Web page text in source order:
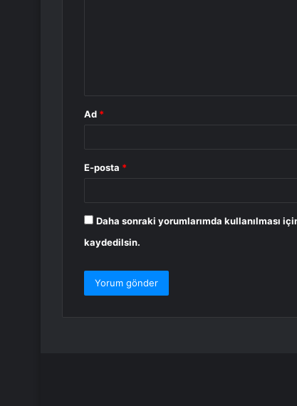
Ad *
E-posta *
Daha sonraki yorumlarımda kullanılması
kaydedilsin.